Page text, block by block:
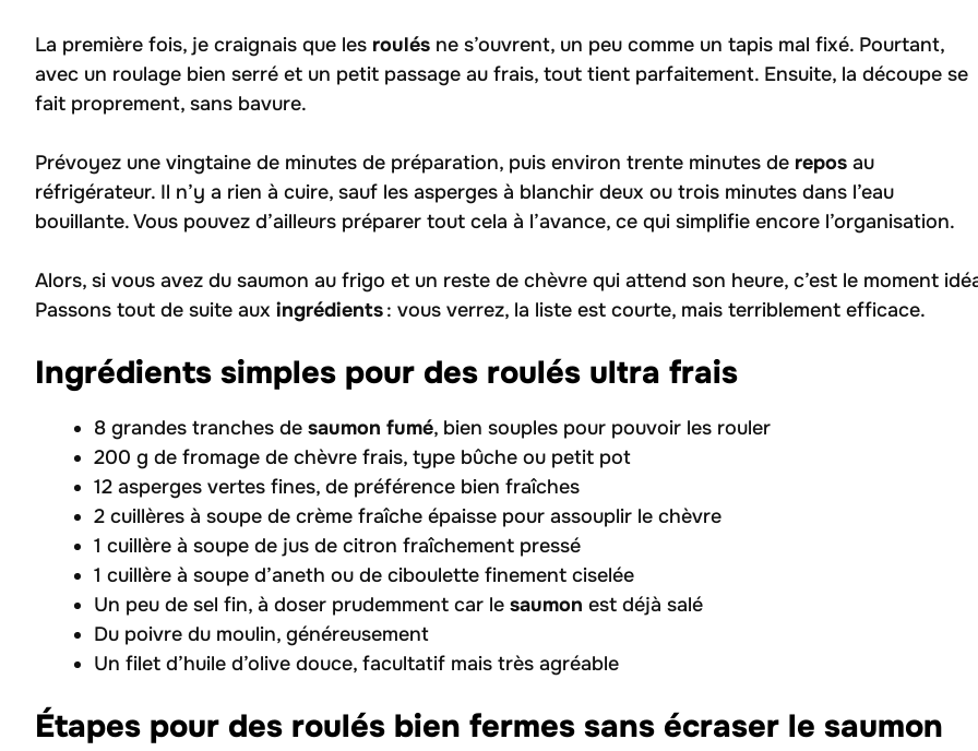
La première fois, je craignais que les roulés ne s’ouvrent, un peu comme un tapis mal fixé. Pourtant,
avec un roulage bien serré et un petit passage au frais, tout tient parfaitement. Ensuite, la découpe se
fait proprement, sans bavure.
Prévoyez une vingtaine de minutes de préparation, puis environ trente minutes de repos au
réfrigérateur. Il n’y a rien à cuire, sauf les asperges à blanchir deux ou trois minutes dans l’eau
bouillante. Vous pouvez d’ailleurs préparer tout cela à l’avance, ce qui simplifie encore l’organisation.
Alors, si vous avez du saumon au frigo et un reste de chèvre qui attend son heure, c’est le moment
Passons tout de suite aux ingrédients: vous verrez, la liste est courte, mais terriblement efficace.
Ingrédients simples pour des roulés ultra frais
8 grandes tranches de saumon fumé, bien souples pour pouvoir les rouler
200 g de fromage de chèvre frais, type bûche ou petit pot
12 asperges vertes fines, de préférence bien fraîches
2 cuillères à soupe de crème fraîche épaisse pour assouplir le chèvre
1 cuillère à soupe de jus de citron fraîchement pressé
1 cuillère à soupe d’aneth ou de ciboulette finement ciselée
Un peu de sel fin, à doser prudemment car le saumon est déjà salé
Du poivre du moulin, généreusement
Un filet d’huile d’olive douce, facultatif mais très agréable
Étapes pour des roulés bien fermes sans écraser le saumon